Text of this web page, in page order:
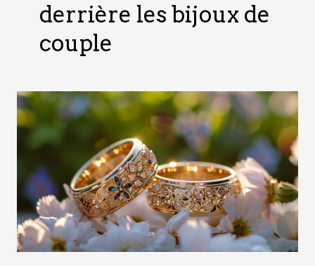
derrière les bijoux de
couple